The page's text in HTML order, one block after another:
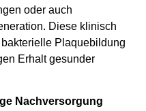
oder auch
Diese klinisch
Plaquebildung
Erhalt gesunder
Nachversorgung